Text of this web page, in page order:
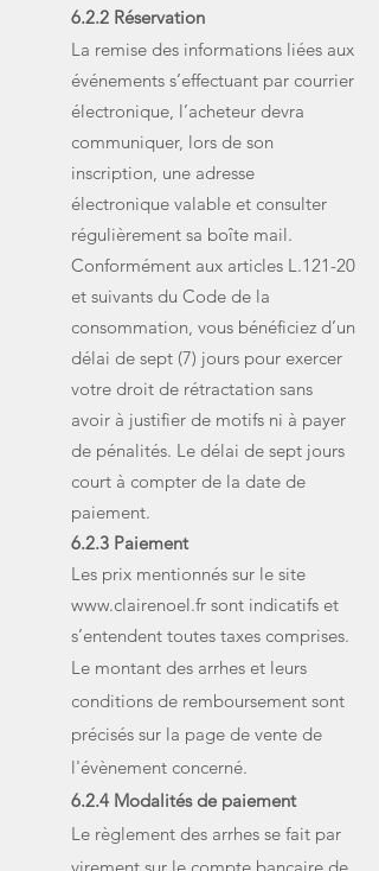
6.2.2 Réservation
La remise des informations liées aux
événements s’effectuant par courrier
électronique, l’acheteur devra
communiquer, lors de son
inscription, une adresse
électronique valable et consulter
régulièrement sa boîte mail.
Conformément aux articles L.121-20
et suivants du Code de la
consommation, vous bénéficiez d’un
délai de sept (7) jours pour exercer
votre droit de rétractation sans
avoir à justifier de motifs ni à payer
de pénalités. Le délai de sept jours
court à compter de la date de
paiement.
6.2.3 Paiement
Les prix mentionnés sur le site
www.clairenoel.fr sont indicatifs et
s’entendent toutes taxes comprises.
Le montant des arrhes et leurs
conditions de remboursement sont
précisés sur la page de vente de
l'évènement concerné.
6.2.4 Modalités de paiement
Le règlement des arrhes se fait par